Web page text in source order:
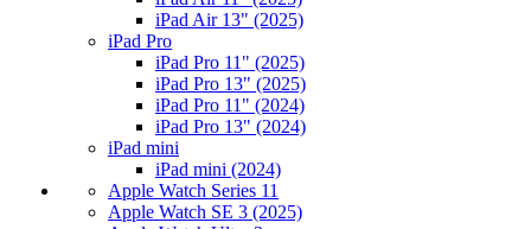
iPad Air 13" (2025)
iPad Pro
iPad Pro 11" (2025)
iPad Pro 13" (2025)
iPad Pro 11" (2024)
iPad Pro 13" (2024)
iPad mini
iPad mini (2024)
Apple Watch Series 11
Apple Watch SE 3 (2025)